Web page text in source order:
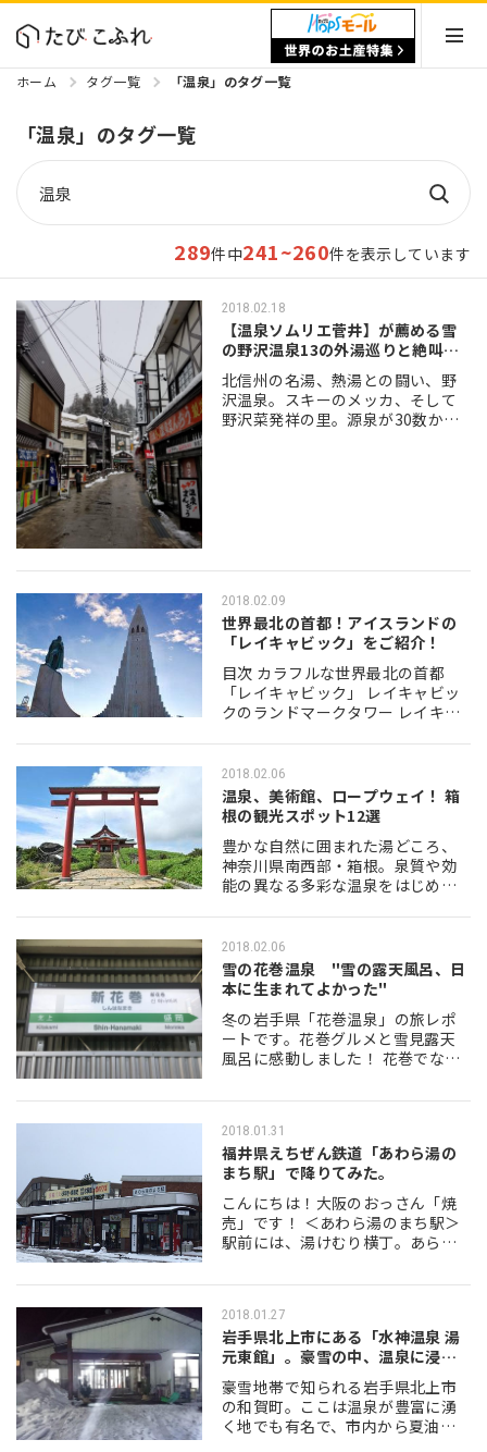
ホーム タグ一覧 「温泉」のタグ一覧
「温泉」のタグ一覧
289件中241~260件を表示しています
2018.02.18
【温泉ソムリエ菅井】が薦める雪
の野沢温泉13の外湯巡りと絶叫体
験
北信州の名湯、熱湯との闘い、野
沢温泉。スキーのメッカ、そして
野沢菜発祥の里。源泉が30数か
2018.02.09
世界最北の首都！アイスランドの
「レイキャビック」をご紹介！
目次 カラフルな世界最北の首都
「レイキャビック」 レイキャビッ
クのランドマークタワー レイキャ
を延ばして 世界最大級の露天風呂
「ブルーラグーン」 冬のアイスラ
ンド旅行…
2018.02.06
温泉、美術館、ロープウェイ！ 箱
根の観光スポット12選
豊かな自然に囲まれた湯どころ、
神奈川県南西部・箱根。泉質や効
能の異なる多彩な温泉をはじめ、
ど魅力がいっぱい！ 箱根は東京や
名古屋から電車で約1時間半とアク
セスも抜群の場所…
2018.02.06
雪の花巻温泉 "雪の露天風呂、日
本に生まれてよかった"
冬の岩手県「花巻温泉」の旅レポ
ートです。花巻グルメと雪見露天
風呂に感動しました！ 花巻でなん
新幹線で盛岡の一つ手前の駅、
は、何と言って…
2018.01.31
福井県えちぜん鉄道「あわら湯の
まち駅」で降りてみた。
こんにちは！大阪のおっさん「焼
売」です！ ＜あわら湯のまち駅＞
駅前には、湯けむり横丁。あら
方からのＯＰＥＮなんやね。 ＜湯
これは、俗に言…
2018.01.27
岩手県北上市にある「水神温泉 湯
元東館」。豪雪の中、温泉に浸か
ってほっ…
豪雪地帯で知られる岩手県北上市
の和賀町。ここは温泉が豊富に湧
く地でも有名で、市内から夏油温